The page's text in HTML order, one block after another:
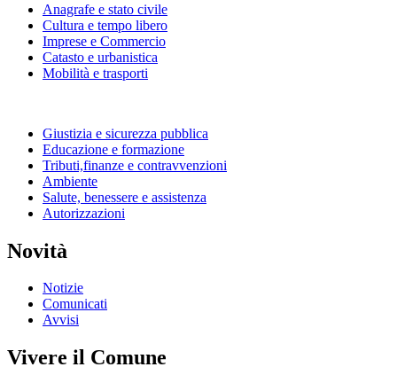
Anagrafe e stato civile
Cultura e tempo libero
Imprese e Commercio
Catasto e urbanistica
Mobilità e trasporti
Giustizia e sicurezza pubblica
Educazione e formazione
Tributi,finanze e contravvenzioni
Ambiente
Salute, benessere e assistenza
Autorizzazioni
Novità
Notizie
Comunicati
Avvisi
Vivere il Comune